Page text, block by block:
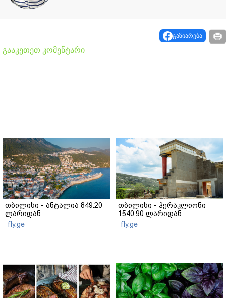
გაზიარება
გააკეთეთ კომენტარი
თბილისი - ანტალია 849.20
ლარიდან
fly.ge
თბილისი - ჰერაკლიონი
1540.90 ლარიდან
fly.ge